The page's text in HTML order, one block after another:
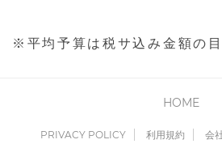
※平均予算は税サ込み金額の
HOME
PRIVACY POLICY 利用規約 会